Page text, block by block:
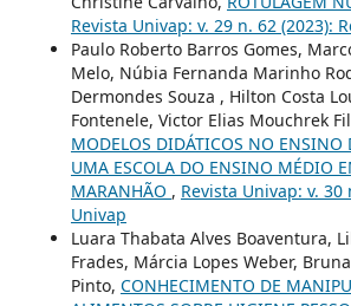
Revista Univap: v. 29 n. 62 (2023):
Paulo Roberto Barros Gomes,
Melo, Núbia Fernanda Marinho
Dermondes Souza , Hilton Costa
Fontenele, Victor Elias Mouchrek
MODELOS DIDÁTICOS NO ENSINO
UMA ESCOLA DO ENSINO MÉDIO
MARANHÃO , Revista Univap: v. 30
Univap
Luara Thabata Alves Boaventura,
Frades, Márcia Lopes Weber,
Pinto, CONHECIMENTO DE